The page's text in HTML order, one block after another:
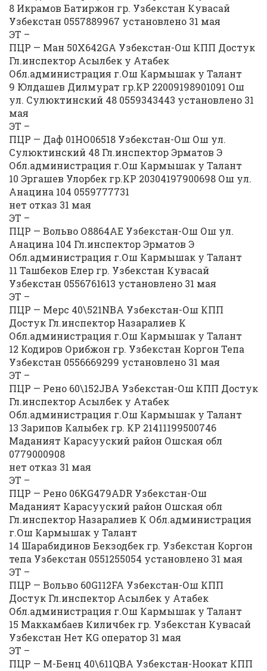
8 Икрамов Батиржон гр. Узбекстан Кувасай
Узбекстан 0557889967 установлено 31 мая
ЭТ –
ПЦР — Ман 50Х642GA Узбекстан-Ош КПП Достук
Гл.инспектор Асылбек у Атабек
Обл.администрация г.Ош Кармышак у Талант
9 Юлдашев Дилмурат гр.КР 22009198901091 Ош
ул. Сулюктинский 48 0559343443 установлено 31
мая
ЭТ –
ПЦР — Даф 01НО06518 Узбекстан-Ош Ош ул.
Сулюктинский 48 Гл.инспектор Эрматов Э
Обл.администрация г.Ош Кармышак у Талант
10 Эргашев Улорбек гр.КР 20304197900698 Ош ул.
Анацина 104 0559777731
нет отказ 31 мая
ЭТ –
ПЦР — Вольво О8864АЕ Узбекстан-Ош Ош ул.
Анацина 104 Гл.инспектор Эрматов Э
Обл.администрация г.Ош Кармышак у Талант
11 Ташбеков Елер гр. Узбекстан Кувасай
Узбекстан 0556761613 установлено 31 мая
ЭТ –
ПЦР — Мерс 40\521NВА Узбекстан-Ош КПП
Достук Гл.инспектор Назаралиев К
Обл.администрация г.Ош Кармышак у Талант
12 Кодиров Орибжон гр. Узбекстан Коргон Тепа
Узбекстан 0556669299 установлено 31 мая
ЭТ –
ПЦР — Рено 60\152JBA Узбекстан-Ош КПП Достук
Гл.инспектор Асылбек у Атабек
Обл.администрация г.Ош Кармышак у Талант
13 Зарипов Калыбек гр. КР 21411199500746
Маданият Карасууский район Ошская обл
0779000908
нет отказ 31 мая
ЭТ –
ПЦР — Рено 06KG479ADR Узбекстан-Ош
Маданият Карасууский район Ошская обл
Гл.инспектор Назаралиев К Обл.администрация
г.Ош Кармышак у Талант
14 Шарабидинов Бекзодбек гр. Узбекстан Коргон
тепа Узбекстан 0551255054 установлено 31 мая
ЭТ –
ПЦР — Вольво 60G112FA Узбекстан-Ош КПП
Достук Гл.инспектор Асылбек у Атабек
Обл.администрация г.Ош Кармышак у Талант
15 Маккамбаев Киличбек гр. Узбекстан Кувасай
Узбекстан Нет KG оператор 31 мая
ЭТ –
ПЦР — М-Бенц 40\611QBA Узбекстан-Ноокат КПП